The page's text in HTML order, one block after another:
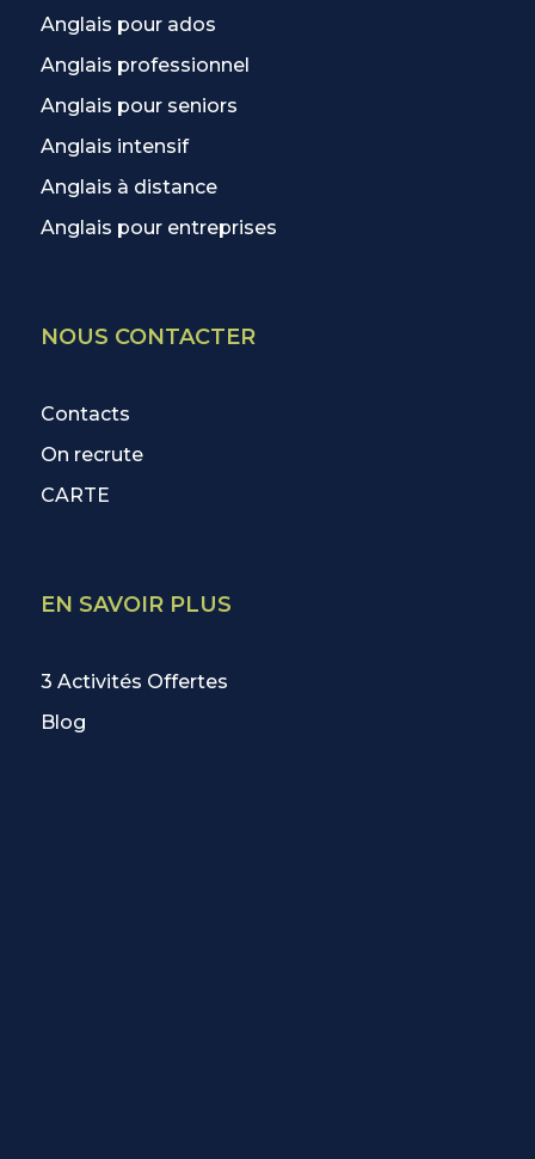
Anglais pour ados
Anglais professionnel
Anglais pour seniors
Anglais intensif
Anglais à distance
Anglais pour entreprises
NOUS CONTACTER
Contacts
On recrute
CARTE
EN SAVOIR PLUS
3 Activités Offertes
Blog